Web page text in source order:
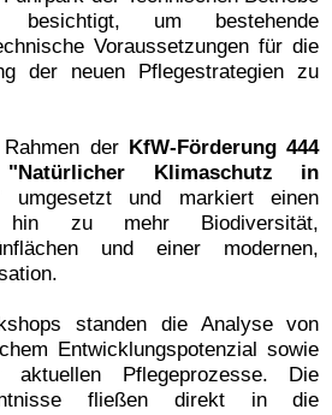
besichtigt, um bestehende
Voraussetzungen für die
der neuen Pflegestrategien zu
der KfW-Förderung 444
Klimaschutz in
umgesetzt und markiert einen
hin zu mehr Biodiversität,
und einer modernen,
standen die Analyse von
Entwicklungspotenzial sowie
Pflegeprozesse. Die
fließen direkt in die